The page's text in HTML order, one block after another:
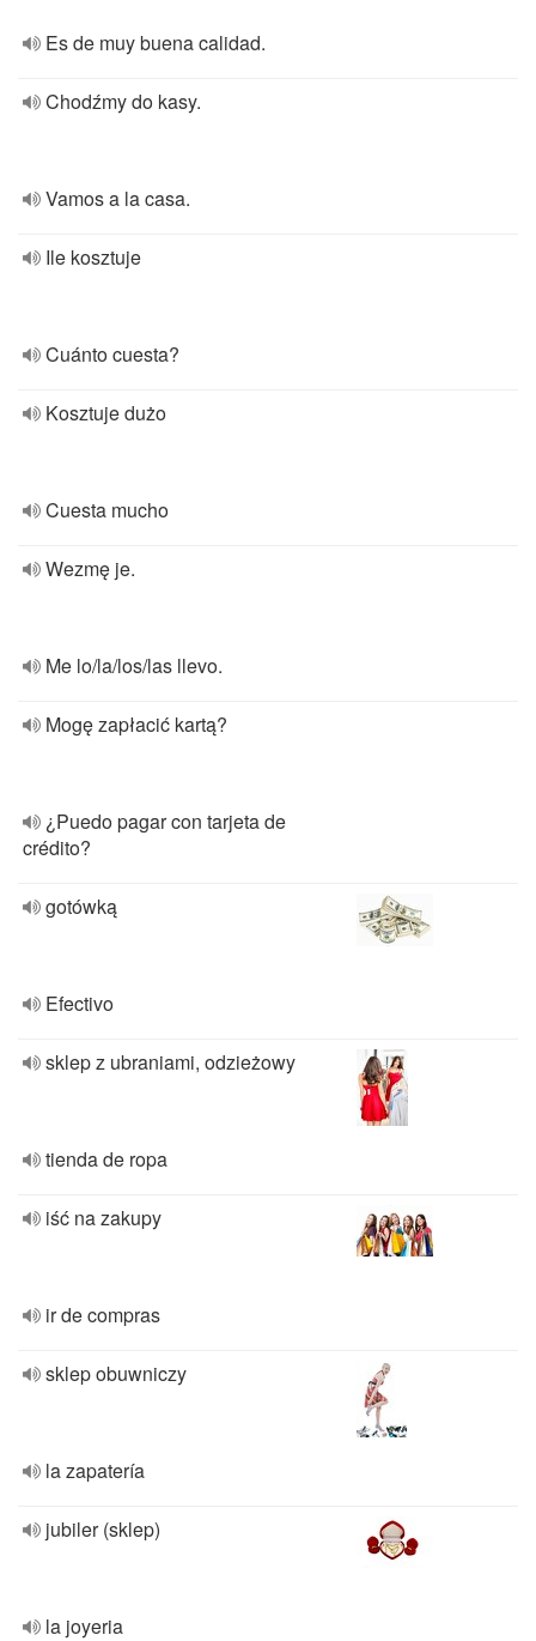
Es de muy buena calidad.
Chodźmy do kasy.
Vamos a la casa.
Ile kosztuje
Cuánto cuesta?
Kosztuje dużo
Cuesta mucho
Wezmę je.
Me lo/la/los/las llevo.
Mogę zapłacić kartą?
¿Puedo pagar con tarjeta de
crédito?
gotówką
Efectivo
sklep z ubraniami, odzieżowy
tienda de ropa
iść na zakupy
ir de compras
sklep obuwniczy
la zapatería
jubiler (sklep)
la joyeria